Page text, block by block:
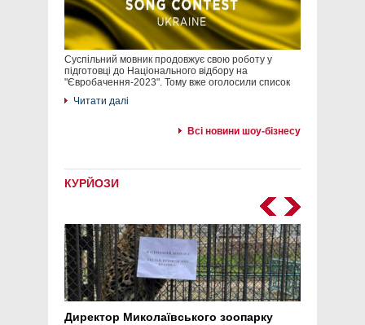
Суспільний мовник продовжує свою роботу у
підготовці до Національного відбору на
"Євробачення-2023". Тому вже оголосили список
Читати далі
Всі новини шоу-бізнесу
КУРЙОЗИ
Директор Миколаївського зоопарку